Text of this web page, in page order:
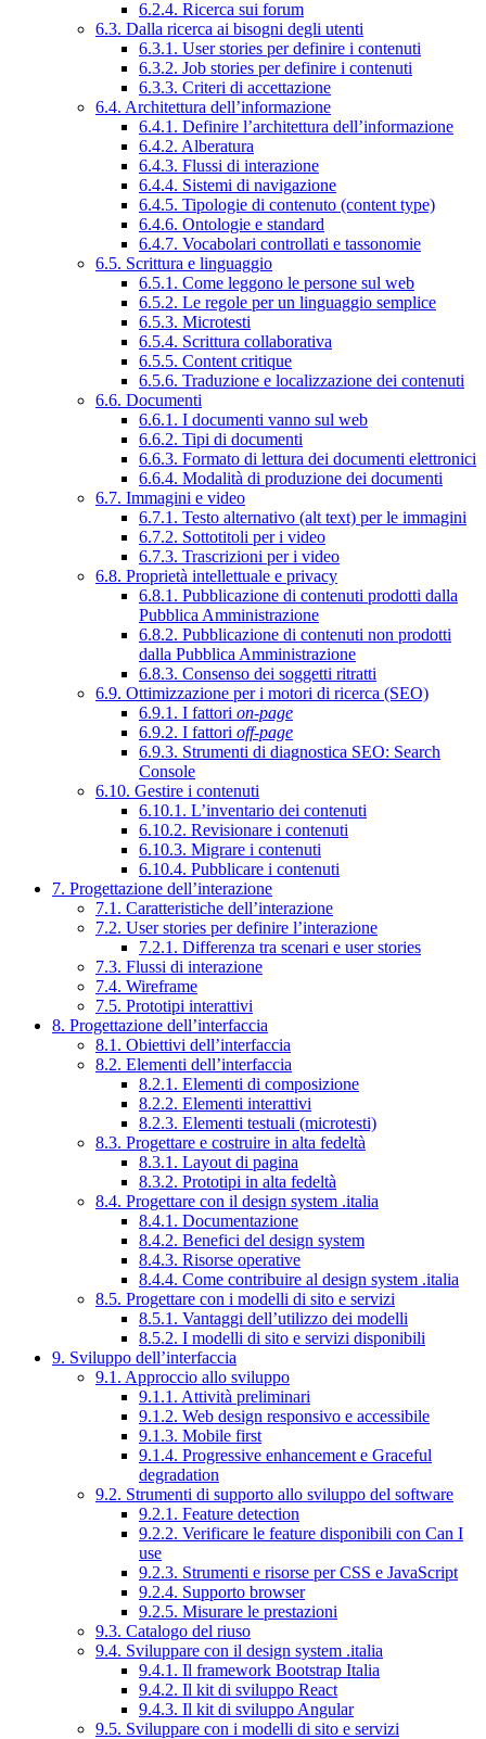
6.2.4. Ricerca sui forum
6.3. Dalla ricerca ai bisogni degli utenti
6.3.1. User stories per definire i contenuti
6.3.2. Job stories per definire i contenuti
6.3.3. Criteri di accettazione
6.4. Architettura dell’informazione
6.4.1. Definire l’architettura dell’informazione
6.4.2. Alberatura
6.4.3. Flussi di interazione
6.4.4. Sistemi di navigazione
6.4.5. Tipologie di contenuto (content type)
6.4.6. Ontologie e standard
6.4.7. Vocabolari controllati e tassonomie
6.5. Scrittura e linguaggio
6.5.1. Come leggono le persone sul web
6.5.2. Le regole per un linguaggio semplice
6.5.3. Microtesti
6.5.4. Scrittura collaborativa
6.5.5. Content critique
6.5.6. Traduzione e localizzazione dei contenuti
6.6. Documenti
6.6.1. I documenti vanno sul web
6.6.2. Tipi di documenti
6.6.3. Formato di lettura dei documenti elettronici
6.6.4. Modalità di produzione dei documenti
6.7. Immagini e video
6.7.1. Testo alternativo (alt text) per le immagini
6.7.2. Sottotitoli per i video
6.7.3. Trascrizioni per i video
6.8. Proprietà intellettuale e privacy
6.8.1. Pubblicazione di contenuti prodotti dalla
Pubblica Amministrazione
6.8.2. Pubblicazione di contenuti non prodotti
dalla Pubblica Amministrazione
6.8.3. Consenso dei soggetti ritratti
6.9. Ottimizzazione per i motori di ricerca (SEO)
6.9.1. I fattori on-page
6.9.2. I fattori off-page
6.9.3. Strumenti di diagnostica SEO: Search
Console
6.10. Gestire i contenuti
6.10.1. L’inventario dei contenuti
6.10.2. Revisionare i contenuti
6.10.3. Migrare i contenuti
6.10.4. Pubblicare i contenuti
7. Progettazione dell’interazione
7.1. Caratteristiche dell’interazione
7.2. User stories per definire l’interazione
7.2.1. Differenza tra scenari e user stories
7.3. Flussi di interazione
7.4. Wireframe
7.5. Prototipi interattivi
8. Progettazione dell’interfaccia
8.1. Obiettivi dell’interfaccia
8.2. Elementi dell’interfaccia
8.2.1. Elementi di composizione
8.2.2. Elementi interattivi
8.2.3. Elementi testuali (microtesti)
8.3. Progettare e costruire in alta fedeltà
8.3.1. Layout di pagina
8.3.2. Prototipi in alta fedeltà
8.4. Progettare con il design system .italia
8.4.1. Documentazione
8.4.2. Benefici del design system
8.4.3. Risorse operative
8.4.4. Come contribuire al design system .italia
8.5. Progettare con i modelli di sito e servizi
8.5.1. Vantaggi dell’utilizzo dei modelli
8.5.2. I modelli di sito e servizi disponibili
9. Sviluppo dell’interfaccia
9.1. Approccio allo sviluppo
9.1.1. Attività preliminari
9.1.2. Web design responsivo e accessibile
9.1.3. Mobile first
9.1.4. Progressive enhancement e Graceful
degradation
9.2. Strumenti di supporto allo sviluppo del software
9.2.1. Feature detection
9.2.2. Verificare le feature disponibili con Can I
use
9.2.3. Strumenti e risorse per CSS e JavaScript
9.2.4. Supporto browser
9.2.5. Misurare le prestazioni
9.3. Catalogo del riuso
9.4. Sviluppare con il design system .italia
9.4.1. Il framework Bootstrap Italia
9.4.2. Il kit di sviluppo React
9.4.3. Il kit di sviluppo Angular
9.5. Sviluppare con i modelli di sito e servizi